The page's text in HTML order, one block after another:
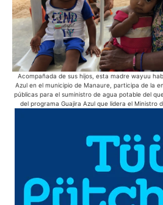
Acompañada de sus hijos, esta madre wayuu
Azul en el municipio de Manaure, participa de la
públicas para el suministro de agua potable del
del programa Guajira Azul que lidera el Ministro